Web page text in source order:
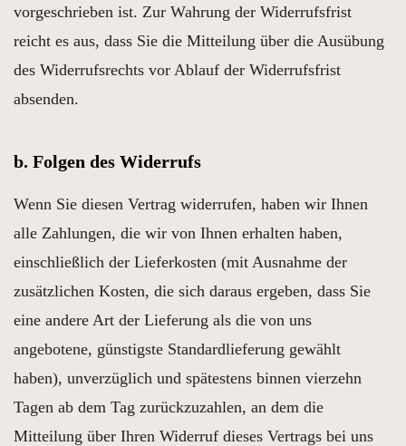
vorgeschrieben ist. Zur Wahrung der Widerrufsfrist
reicht es aus, dass Sie die Mitteilung über die Ausübung
des Widerrufsrechts vor Ablauf der Widerrufsfrist
absenden.
b. Folgen des Widerrufs
Wenn Sie diesen Vertrag widerrufen, haben wir Ihnen
alle Zahlungen, die wir von Ihnen erhalten haben,
einschließlich der Lieferkosten (mit Ausnahme der
zusätzlichen Kosten, die sich daraus ergeben, dass Sie
eine andere Art der Lieferung als die von uns
angebotene, günstigste Standardlieferung gewählt
haben), unverzüglich und spätestens binnen vierzehn
Tagen ab dem Tag zurückzuzahlen, an dem die
Mitteilung über Ihren Widerruf dieses Vertrags bei uns